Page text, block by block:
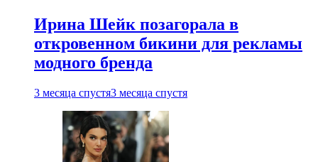
Ирина Шейк позагорала в
откровенном бикини для рекламы
модного бренда
3 месяца спустя3 месяца спустя